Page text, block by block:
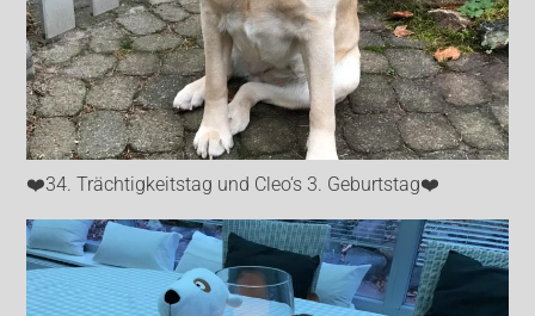
❤️34. Trächtigkeitstag und Cleo‘s 3. Geburtstag❤️